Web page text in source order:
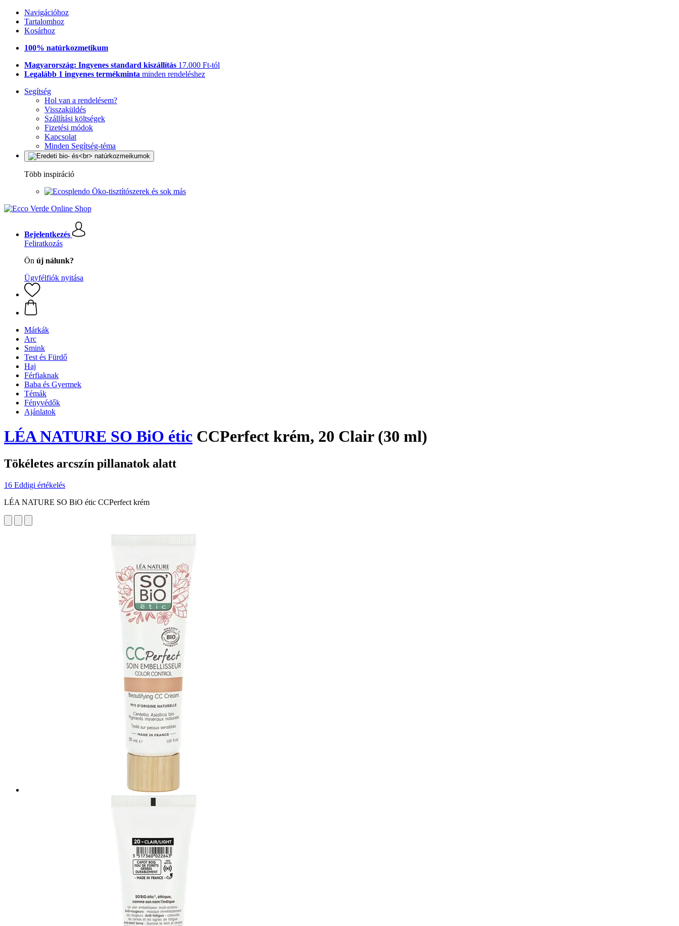
Navigációhoz
Tartalomhoz
Kosárhoz
100% natúrkozmetikum
Magyarország: Ingyenes standard kiszállítás 17.000 Ft-tól
Legalább 1 ingyenes termékminta minden rendeléshez
Segítség
Hol van a rendelésem?
Visszaküldés
Szállítási költségek
Fizetési módok
Kapcsolat
Minden Segítség-téma
Több inspiráció
Öko-tisztítószerek és sok más
Bejelentkezés
Feliratkozás
Ön új nálunk?
Ügyfélfiók nyitása
Márkák
Arc
Smink
Test és Fürdő
Haj
Férfiaknak
Baba és Gyermek
Témák
Fényvédők
Ajánlatok
LÉA NATURE SO BiO étic CCPerfect krém, 20 Clair (30 ml)
Tökéletes arcszín pillanatok alatt
16 Eddigi értékelés
LÉA NATURE SO BiO étic CCPerfect krém